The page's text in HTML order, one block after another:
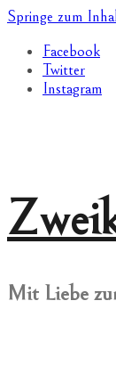
Springe zum
Facebook
Twitter
Instagram
Mit Liebe